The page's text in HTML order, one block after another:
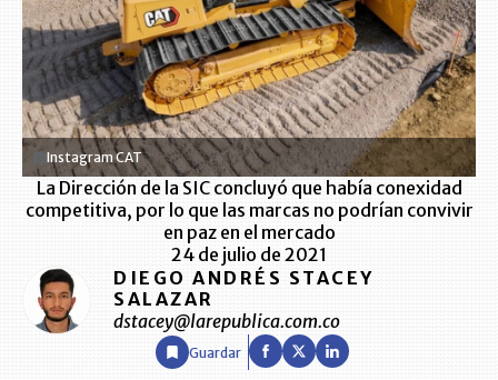
Instagram CAT
La Dirección de la SIC concluyó que había conexidad
competitiva, por lo que las marcas no podrían convivir
en paz en el mercado
24 de julio de 2021
DIEGO ANDRÉS STACEY
SALAZAR
dstacey@larepublica.com.co
Guardar